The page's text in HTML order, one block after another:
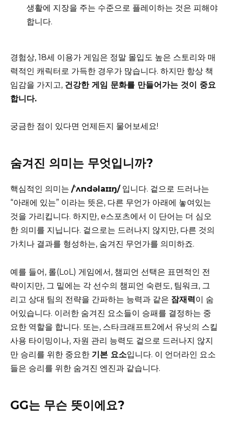
생활에 지장을 주는 수준으로 플레이하는 것은 피해야
합니다.
경험상, 18세 이용가 게임은 정말 몰입도 높은 스토리와 매
력적인 캐릭터로 가득한 경우가 많습니다. 하지만 항상 책
임감을 가지고, 건강한 게임 문화를 만들어가는 것이 중요
합니다.
궁금한 점이 있다면 언제든지 물어보세요!
숨겨진 의미는 무엇입니까?
핵심적인 의미는 /ˈʌndəlaɪɪŋ/입니다. 겉으로 드러나는
“아래에 있는” 이라는 뜻은, 다른 무언가 아래에 놓여있는
것을 가리킵니다. 하지만, e스포츠에서 이 단어는 더 심오
한 의미를 지닙니다. 겉으로는 드러나지 않지만, 다른 것의
가치나 결과를 형성하는, 숨겨진 무언가를 의미하죠.
예를 들어, 롤(LoL) 게임에서, 챔피언 선택은 표면적인 전
략이지만, 그 밑에는 각 선수의 챔피언 숙련도, 팀워크, 그
리고 상대 팀의 전략을 간파하는 능력과 같은 잠재력이 숨
어있습니다. 이러한 숨겨진 요소들이 승패를 결정하는 중
요한 역할을 합니다. 또는, 스타크래프트2에서 유닛의 스킬
사용 타이밍이나, 자원 관리 능력도 겉으로 드러나지 않지
만 승리를 위한 중요한 기본 요소입니다. 이 언더라인 요소
들은 승리를 위한 숨겨진 엔진과 같습니다.
GG는 무슨 뜻이에요?